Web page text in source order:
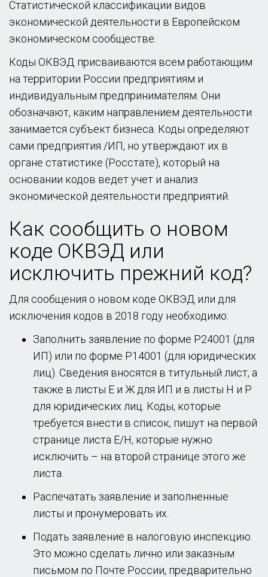
Статистической классификации видов
экономической деятельности в Европейском
экономическом сообществе.
Коды ОКВЭД присваиваются всем работающим
на территории России предприятиям и
индивидуальным предпринимателям. Они
обозначают, каким направлением деятельности
занимается субъект бизнеса. Коды определяют
сами предприятия /ИП, но утверждают их в
органе статистике (Росстате), который на
основании кодов ведет учет и анализ
экономической деятельности предприятий.
Как сообщить о новом
коде ОКВЭД или
исключить прежний код?
Для сообщения о новом коде ОКВЭД или для
исключения кодов в 2018 году необходимо:
Заполнить заявление по форме Р24001 (для
ИП) или по форме Р14001 (для юридических
лиц). Сведения вносятся в титульный лист, а
также в листы Е и Ж для ИП и в листы Н и Р
для юридических лиц. Коды, которые
требуется внести в список, пишут на первой
странице листа Е/Н, которые нужно
исключить – на второй странице этого же
листа.
Распечатать заявление и заполненные
листы и пронумеровать их.
Подать заявление в налоговую инспекцию.
Это можно сделать лично или заказным
письмом по Почте России, предварительно